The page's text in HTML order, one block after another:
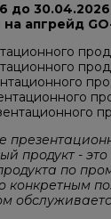
до
апгрейд
продукт -
по